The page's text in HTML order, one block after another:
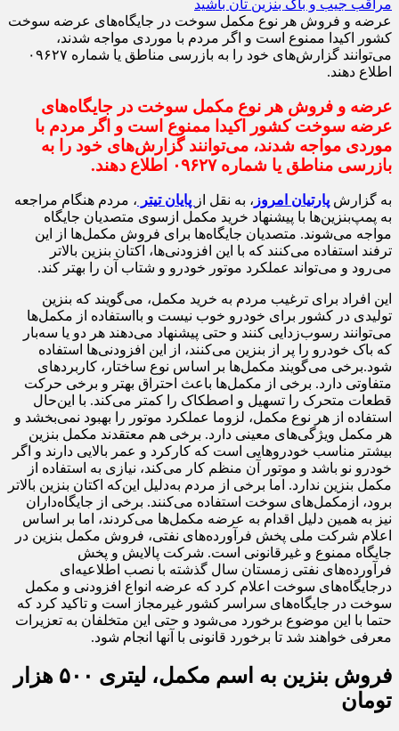
عرضه و فروش هر نوع مکمل سوخت در جایگاه‌های عرضه سوخت
کشور اکیدا ممنوع است و اگر مردم با موردی مواجه شدند،
می‌توانند گزارش‌های خود را به بازرسی مناطق یا شماره ۰۹۶۲۷
اطلاع دهند.
عرضه و فروش هر نوع مکمل سوخت در جایگاه‌های
عرضه سوخت کشور اکیدا ممنوع است و اگر مردم با
موردی مواجه شدند، می‌توانند گزارش‌های خود را به
بازرسی مناطق یا شماره ۰۹۶۲۷ اطلاع دهند.
به گزارش پارتیان امروز ، به نقل از پایان تیتر ، مردم هنگام مراجعه
به پمپ‌بنزین‌ها با پیشنهاد خرید مکمل ازسوی متصدیان جایگاه
مواجه می‌شوند. متصدیان جایگاه‌ها برای فروش مکمل‌ها از این
ترفند استفاده می‌کنند که با این افزودنی‌ها، اکتان بنزین بالاتر
می‌رود و می‌تواند عملکرد موتور خودرو و شتاب آن را بهتر کند.
این افراد برای ترغیب مردم به خرید مکمل، می‌گویند که بنزین
تولیدی در کشور برای خودرو خوب نیست و بااستفاده از مکمل‌ها
می‌توانند رسوب‌زدایی کنند و حتی پیشنهاد می‌دهند هر دو یا سه‌بار
که باک خودرو را پر از بنزین می‌کنند، از این افزودنی‌ها استفاده
شود.برخی می‌گویند مکمل‌ها بر اساس نوع ساختار، کاربردهای
متفاوتی دارد. برخی از مکمل‌ها باعث احتراق بهتر و برخی حرکت
قطعات متحرک را تسهیل و اصطکاک را کمتر می‌کند. با این‌حال
استفاده از هر نوع مکمل، لزوما عملکرد موتور را بهبود نمی‌بخشد و
هر مکمل ویژگی‌های معینی دارد. برخی هم معتقدند مکمل بنزین
بیشتر مناسب خودروهایی است که کارکرد و عمر بالایی دارند و اگر
خودرو نو باشد و موتور آن منظم کار می‌کند، نیازی به استفاده از
مکمل بنزین ندارد. اما برخی از مردم به‌دلیل این‌که اکتان بنزین بالاتر
برود، ازمکمل‌های سوخت استفاده می‌کنند. برخی از جایگاه‌داران
نیز به همین دلیل اقدام به عرضه مکمل‌ها می‌کردند، اما بر اساس
اعلام شرکت ملی پخش فرآورده‌های نفتی، فروش مکمل بنزین در
جایگاه ممنوع و غیرقانونی است. شرکت پالایش و پخش
فرآورده‌های نفتی زمستان سال گذشته با نصب اطلاعیه‌ای
درجایگاه‌های سوخت اعلام کرد که عرضه انواع افزودنی و مکمل
سوخت در جایگاه‌های سراسر کشور غیرمجاز است و تاکید کرد که
حتما با این موضوع برخورد می‌شود و حتی این متخلفان به تعزیرات
معرفی خواهند شد تا برخورد قانونی با آنها انجام شود.
فروش بنزین به اسم مکمل، لیتری ۵۰۰ هزار
تومان